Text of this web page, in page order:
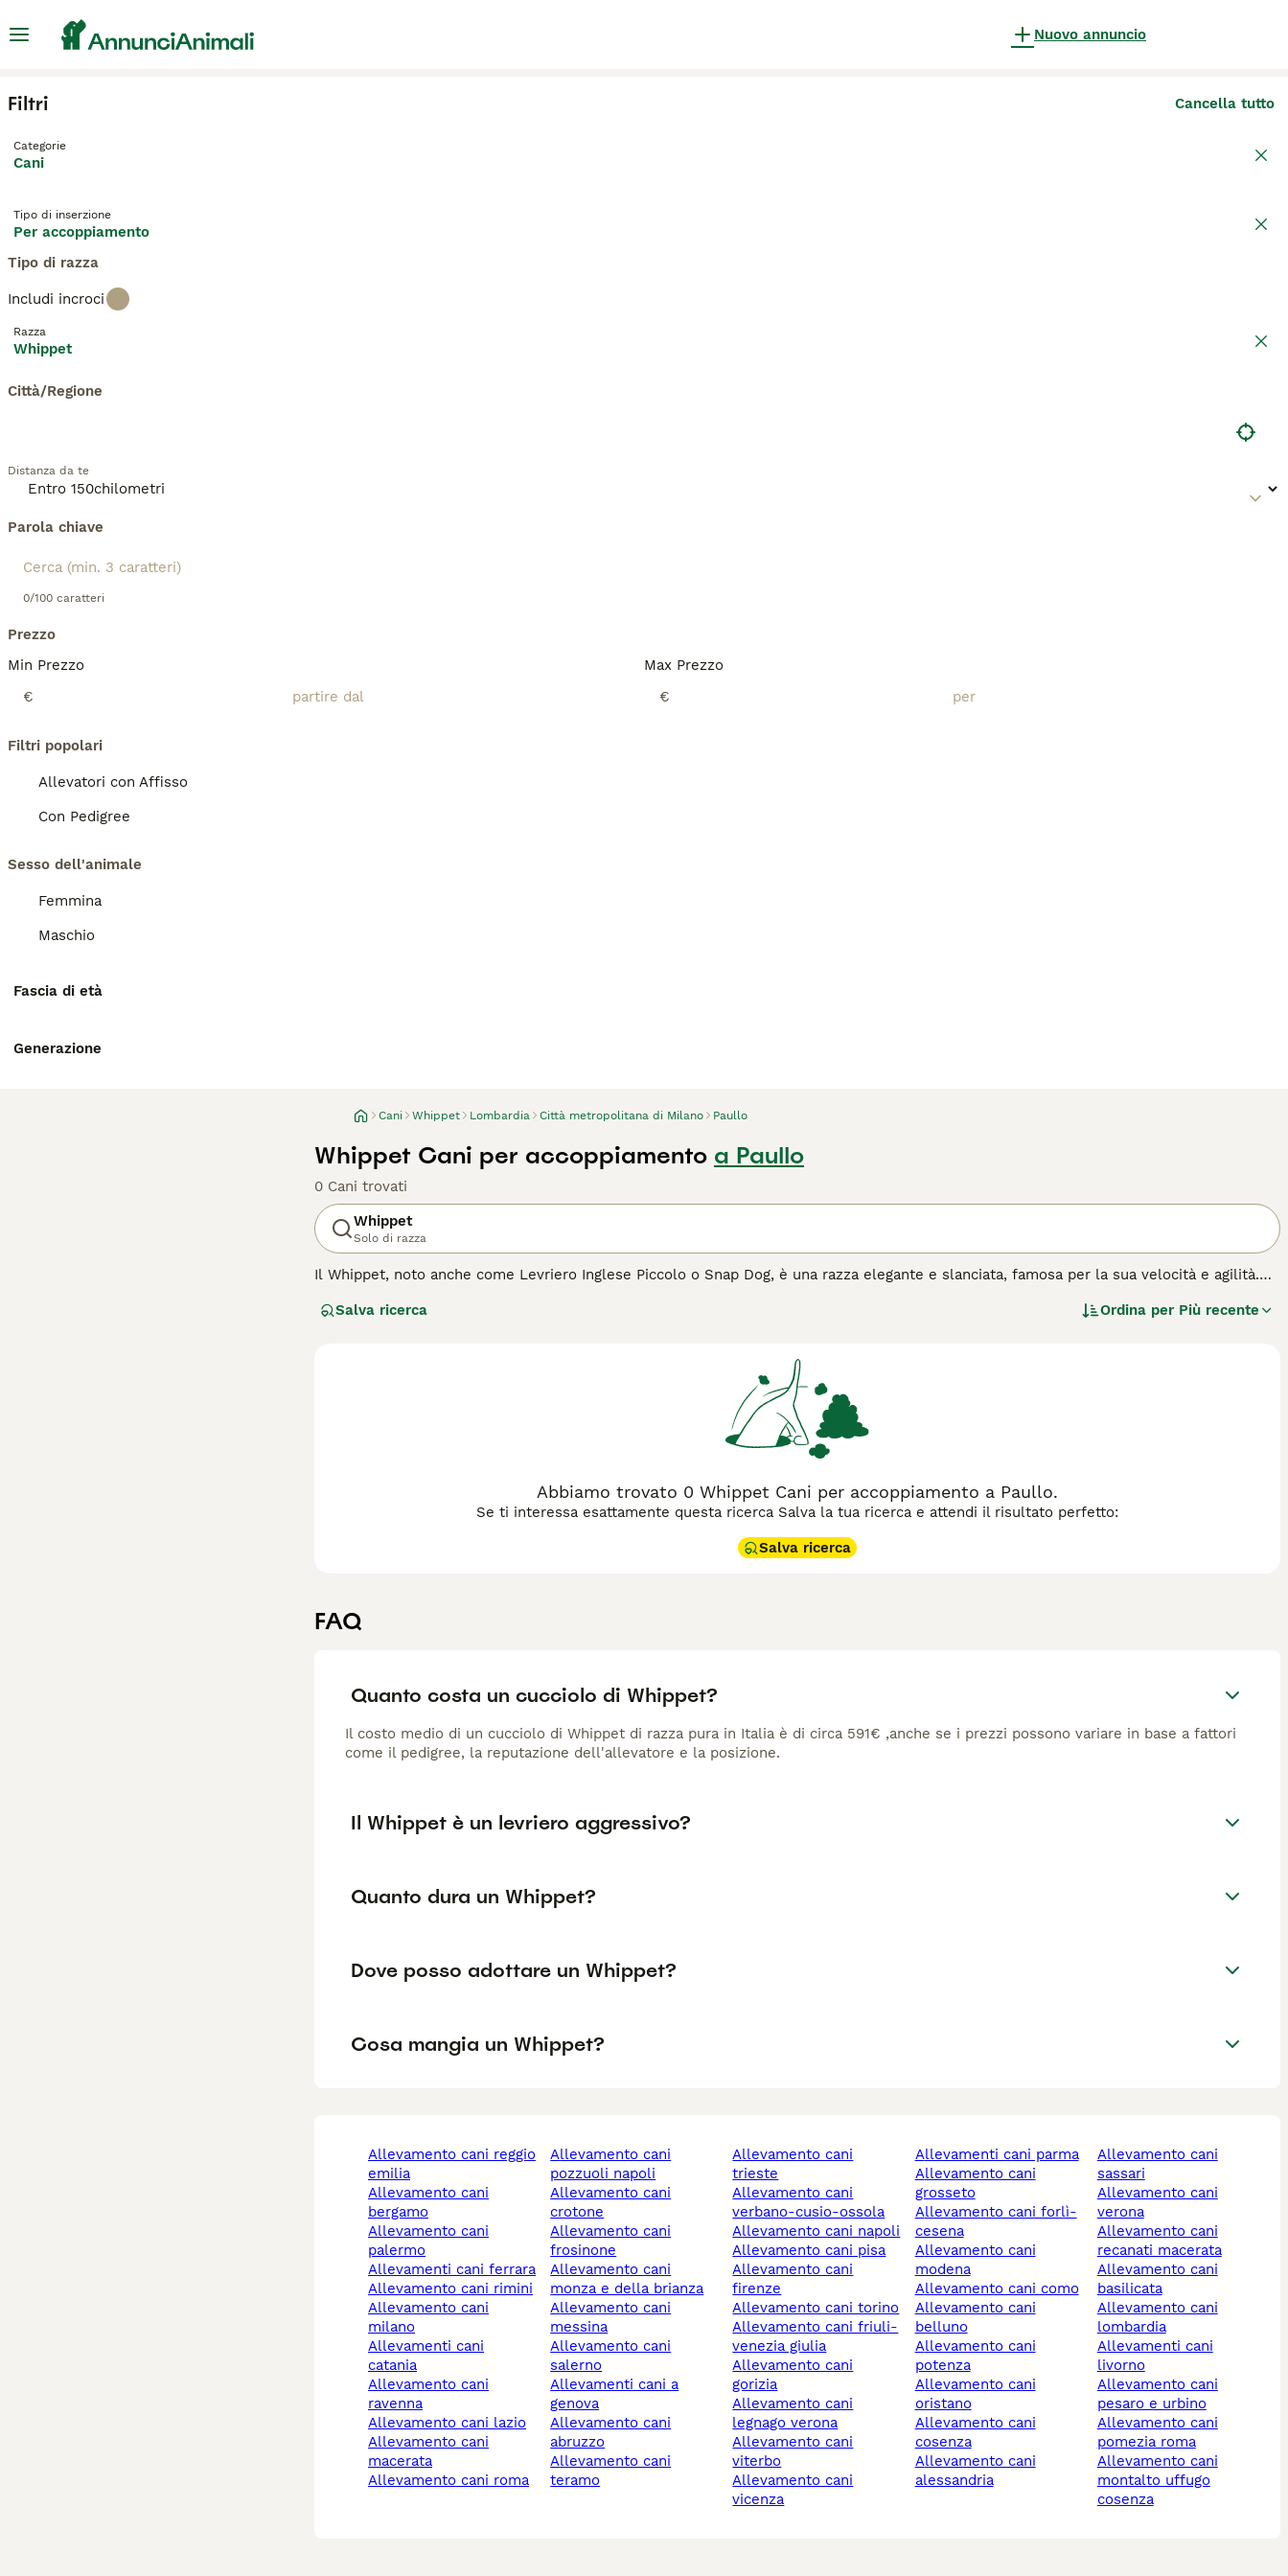
Nuovo annuncio
Filtri Cancella tutto
Categorie
Cani
Tipo di inserzione
Per accoppiamento
Tipo di razza
Includi incroci
Razza
Whippet
Città/Regione
Distanza da te
Parola chiave
0/100 caratteri
Prezzo
Min Prezzo
€
Max Prezzo
€
Filtri popolari
Allevatori con Affisso
Con Pedigree
Sesso dell'animale
Femmina
Maschio
Fascia di età
Generazione
Cani Whippet Lombardia Città metropolitana di Milano Paullo
Whippet Cani per accoppiamento a Paullo
0 Cani trovati
Whippet
Solo di razza
Il Whippet, noto anche come Levriero Inglese Piccolo o Snap Dog, è una razza elegante e slanciata, famosa per la sua velocità e agilità.
estremamente affettuoso e calmo in casa. Originario dell'Inghilterra, dove era utilizzato per la caccia alla lepre e le corse, il Whippet è
Whippet è il cane ideale per te, leggi la guida all'acquisto per questa razza.
Salva ricerca Ordina per Più recente
Abbiamo trovato 0 Whippet Cani per accoppiamento a Paullo.
Se ti interessa esattamente questa ricerca Salva la tua ricerca e attendi il risultato perfetto:
Salva ricerca
FAQ
Quanto costa un cucciolo di Whippet?
Il costo medio di un cucciolo di Whippet di razza pura in Italia è di circa 591€ ,anche se i prezzi possono variare in base a fattori
come il pedigree, la reputazione dell'allevatore e la posizione.
Il Whippet è un levriero aggressivo?
Quanto dura un Whippet?
Dove posso adottare un Whippet?
Cosa mangia un Whippet?
allevamento cani reggio
emilia
allevamento cani
bergamo
allevamento cani
palermo
allevamenti cani ferrara
allevamento cani rimini
allevamento cani
milano
allevamenti cani
catania
allevamento cani
ravenna
allevamento cani lazio
allevamento cani
macerata
allevamento cani roma
allevamento cani
pozzuoli napoli
allevamento cani
crotone
allevamento cani
frosinone
allevamento cani
monza e della brianza
allevamento cani
messina
allevamento cani
salerno
allevamenti cani a
genova
allevamento cani
abruzzo
allevamento cani
teramo
allevamento cani
trieste
allevamento cani
verbano-cusio-ossola
allevamento cani napoli
allevamento cani pisa
allevamento cani
firenze
allevamento cani torino
allevamento cani friuli-
venezia giulia
allevamento cani
gorizia
allevamento cani
legnago verona
allevamento cani
viterbo
allevamento cani
vicenza
allevamenti cani parma
allevamento cani
grosseto
allevamento cani forlì-
cesena
allevamento cani
modena
allevamento cani como
allevamento cani
belluno
allevamento cani
potenza
allevamento cani
oristano
allevamento cani
cosenza
allevamento cani
alessandria
allevamento cani
sassari
allevamento cani
verona
allevamento cani
recanati macerata
allevamento cani
basilicata
allevamento cani
lombardia
allevamenti cani
livorno
allevamento cani
pesaro e urbino
allevamento cani
pomezia roma
allevamento cani
montalto uffugo
cosenza